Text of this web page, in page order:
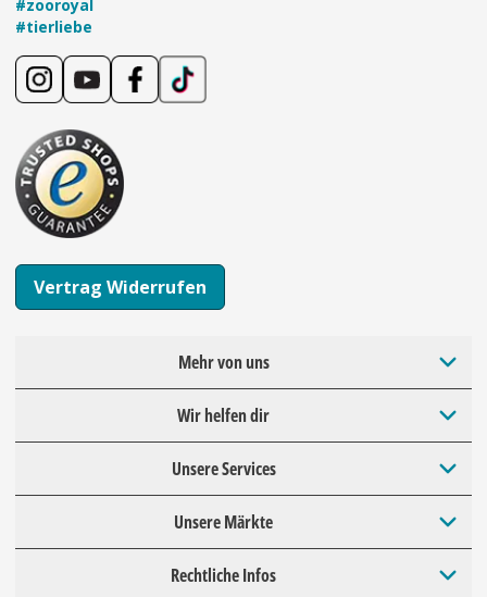
#zooroyal
#tierliebe
Vertrag Widerrufen
Mehr von uns
Wir helfen dir
Unsere Services
Unsere Märkte
Rechtliche Infos